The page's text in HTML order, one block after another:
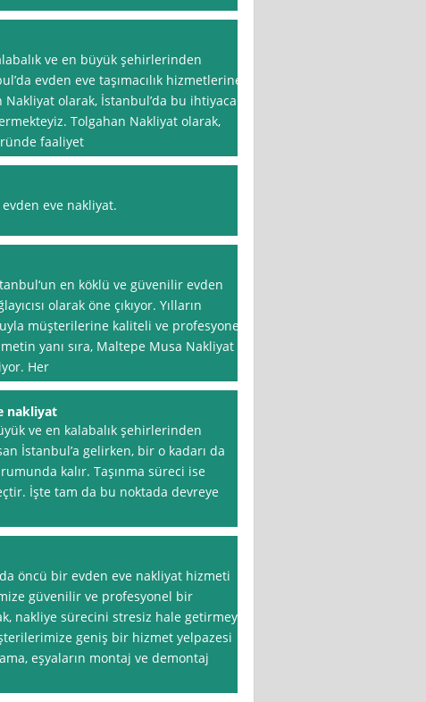
ve en büyük şehirlerinden
evden eve taşımacılık hizmetlerine
olarak, İstanbul’da bu ihtiyaca
Tolgahan Nakliyat olarak,
faaliyet
eve nakliyat.
en köklü ve güvenilir evden
olarak öne çıkıyor. Yılların
müşterilerine kaliteli ve profesyonel
yanı sıra, Maltepe Musa Nakliyat
Her
nakliyat
ve en kalabalık şehirlerinden
İstanbul’a gelirken, bir o kadarı da
kalır. Taşınma süreci ise
İşte tam da bu noktada devreye
öncü bir evden eve nakliyat hizmeti
güvenilir ve profesyonel bir
nakliye sürecini stresiz hale getirmeyi
geniş bir hizmet yelpazesi
eşyaların montaj ve demontaj